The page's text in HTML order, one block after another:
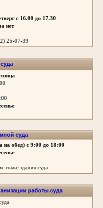
с 16.00 до 17.30
нет
25-07-39
суда
на обед) с 9:00 до 18:00
этаже здания суда
работы суда